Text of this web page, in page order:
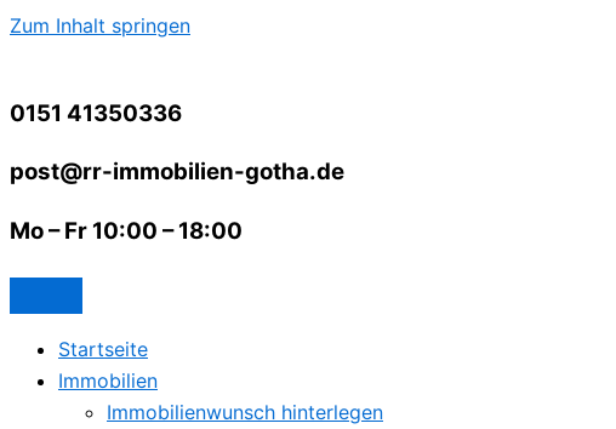
Zum Inhalt springen
0151 41350336
post@rr-immobilien-gotha.de
Mo – Fr 10:00 – 18:00
Startseite
Immobilien
Immobilienwunsch hinterlegen